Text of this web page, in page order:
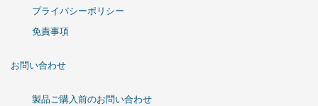
プライバシーポリシー
免責事項
お問い合わせ
製品ご購入前のお問い合わせ